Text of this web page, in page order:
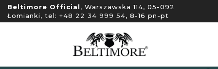
Beltimore Official, Warszawska 114, 05-092
Łomianki, tel: +48 22 34 999 54, 8-16 pn-pt